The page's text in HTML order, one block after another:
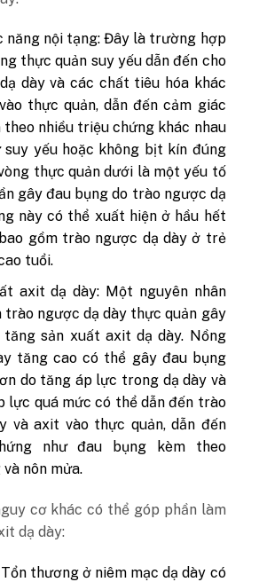
năng nội tạng: Đây là trường hợp
thực quản suy yếu dẫn đến cho
dày và các chất tiêu hóa khác
thực quản, dẫn đến cảm giác
theo nhiều triệu chứng khác nhau
suy yếu hoặc không bịt kín đúng
thực quản dưới là một yếu tố
gây đau bụng do trào ngược dạ
này có thể xuất hiện ở hầu hết
gồm trào ngược dạ dày ở trẻ
tuổi.
axit dạ dày: Một nguyên nhân
trào ngược dạ dày thực quản gây
tăng sản xuất axit dạ dày. Nồng
tăng cao có thể gây đau bụng
do tăng áp lực trong dạ dày và
lực quá mức có thể dẫn đến trào
và axit vào thực quản, dẫn đến
như đau bụng kèm theo
nôn mửa.
cơ khác có thể góp phần làm
dạ dày:
thương ở niêm mạc dạ dày có